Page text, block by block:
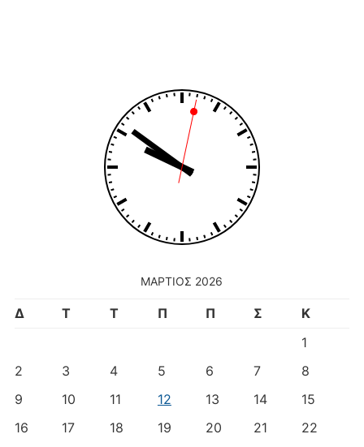
ΜΆΡΤΙΟΣ 2026
Δ Τ Τ Π Π Σ
Κ
1
2
3 4 5 6 7
8
9
10 11 12 13 14
15
16
17 18 19 20 21
22